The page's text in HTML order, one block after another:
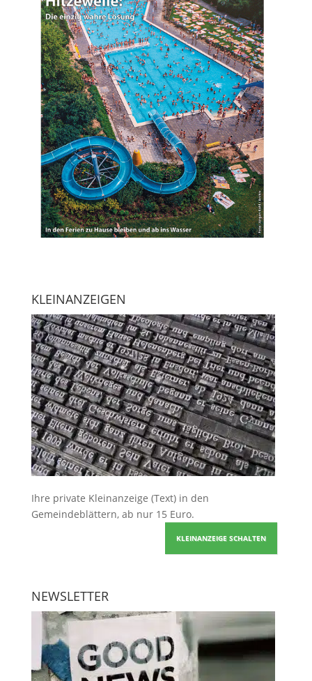
KLEINANZEIGEN
Ihre private Kleinanzeige (Text) in den
Gemeindeblättern, ab nur 15 Euro.
KLEINANZEIGE SCHALTEN
NEWSLETTER